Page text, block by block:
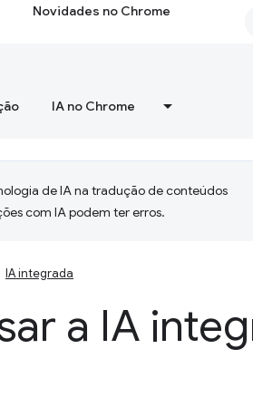
Novidades no Chrome
IA no Chrome
de IA na tradução de conteúdos
com IA podem ter erros.
IA integrada
a IA